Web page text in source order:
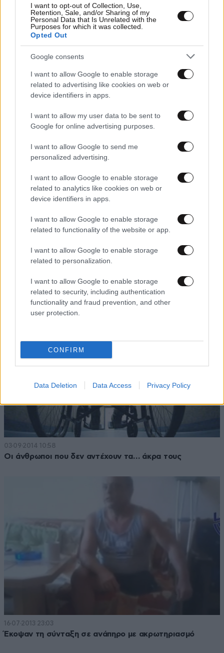
I want to opt-out of Collection, Use,
Retention, Sale, and/or Sharing of my
Personal Data that Is Unrelated with the
Purposes for which it was collected.
Opted Out
Google consents
I want to allow Google to enable storage
related to advertising like cookies on web or
device identifiers in apps.
I want to allow my user data to be sent to
Google for online advertising purposes.
I want to allow Google to send me
personalized advertising.
I want to allow Google to enable storage
related to analytics like cookies on web or
device identifiers in apps.
I want to allow Google to enable storage
related to functionality of the website or app.
I want to allow Google to enable storage
related to personalization.
I want to allow Google to enable storage
related to security, including authentication
functionality and fraud prevention, and other
user protection.
CONFIRM
Data Deletion Data Access Privacy Policy
Παράλυτος κινεί ξανά τα πόδια του με ρομποτικό
Πήραν σηκωτό οπαδό με αναπηρία
03·09·2014 10:58
Οι άνθρωποι που δεν αντέχουν τα… άκρα τους
16·07·2013 23:03
Έκοψαν τη σύνταξη σε ανάπηρο με ακρωτηριασμό